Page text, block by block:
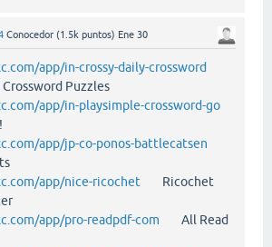
Conocedor (1.5k puntos) Ene 30
app/in-crossy-daily-crossword
Puzzles
app/in-playsimple-crossword-go
app/jp-co-ponos-battlecatsen
app/nice-ricochet Ricochet
app/pro-readpdf-com All Read